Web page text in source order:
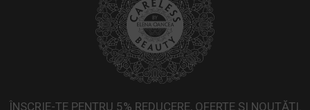
ÎNSCRIE-TE PENTRU 5% REDUCERE, OFERTE ȘI NOUTĂȚI.